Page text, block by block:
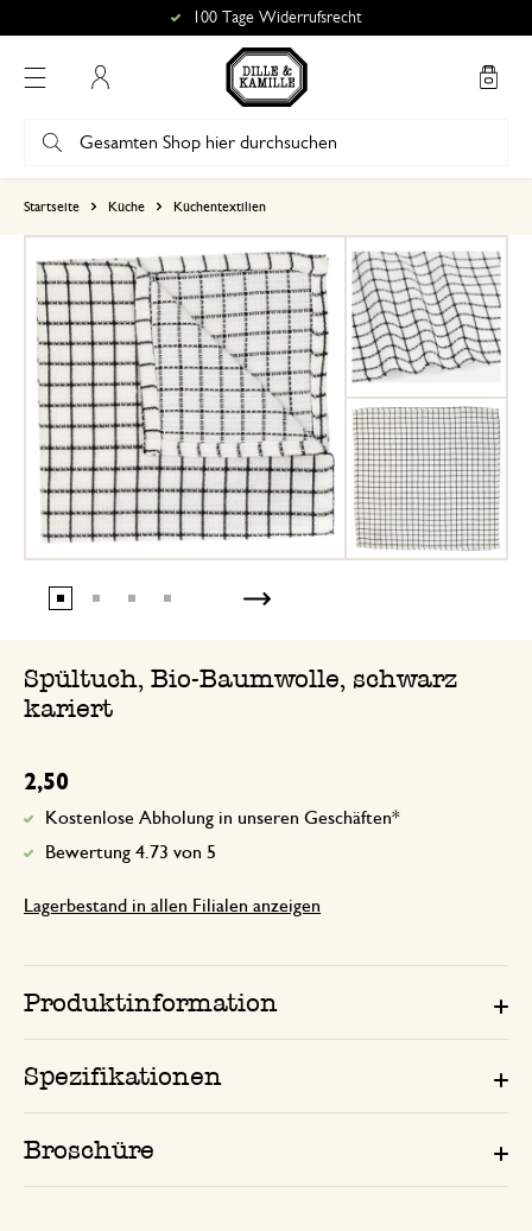
100 Tage Widerrufsrecht
Startseite Küche Küchentextilien
Spültuch, Bio-Baumwolle, schwarz
kariert
2,50
Kostenlose Abholung in unseren Geschäften*
Bewertung 4.73 von 5
Lagerbestand in allen Filialen anzeigen
Produktinformation
Spezifikationen
Broschüre
4
3
2
1
23. Februar 2024
Nur Bewertung, ohne Kommentar